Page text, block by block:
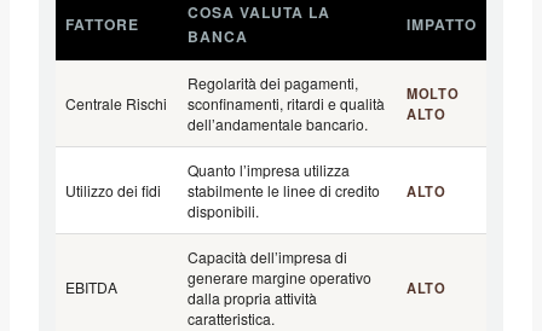
FATTORE
COSA VALUTA LA
BANCA
IMPATTO
Centrale Rischi
Regolarità dei pagamenti,
sconfinamenti, ritardi e qualità
dell’andamentale bancario.
MOLTO
ALTO
Utilizzo dei fidi
Quanto l’impresa utilizza
stabilmente le linee di credito
disponibili.
ALTO
EBITDA
Capacità dell’impresa di
generare margine operativo
dalla propria attività
caratteristica.
ALTO